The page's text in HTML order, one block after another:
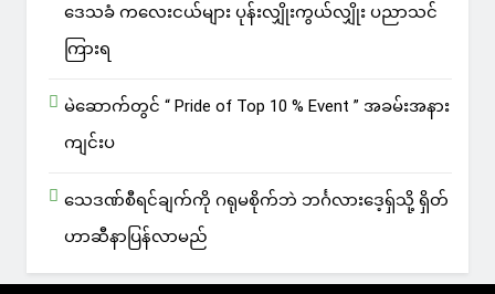
ဒေသခံ ကလေးငယ်များ ပုန်းလျှိုးကွယ်လျှိုး ပညာသင်
ကြားရ
မဲဆောက်တွင် “ Pride of Top 10 % Event ” အခမ်းအနား
ကျင်းပ
သေဒဏ်စီရင်ချက်ကို ဂရုမစိုက်ဘဲ ဘင်္ဂလားဒေ့ရှ်သို့ ရှိတ်
ဟာဆီနာပြန်လာမည်